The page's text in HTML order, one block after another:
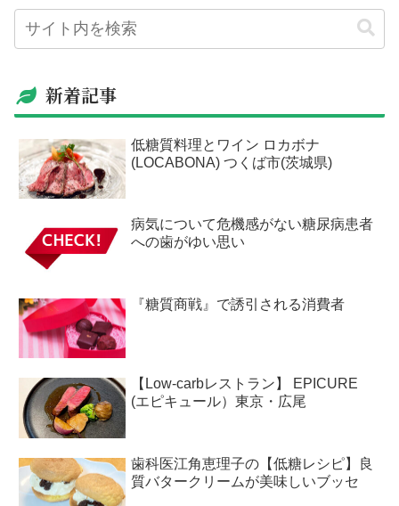
新着記事
低糖質料理とワイン ロカボナ
(LOCABONA) つくば市(茨城県)
病気について危機感がない糖尿病患者
への歯がゆい思い
『糖質商戦』で誘引される消費者
【Low-carbレストラン】 EPICURE
(エピキュール）東京・広尾
歯科医江角恵理子の【低糖レシピ】良
質バタークリームが美味しいブッセ